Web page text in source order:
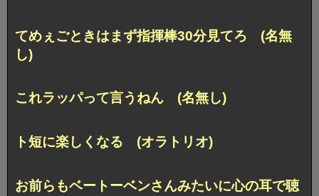
てめぇごときはまず指揮棒30分見てろ (名無
し)
これラッパって言うねん (名無し)
ト短に楽しくなる (オラトリオ)
お前らもベートーベンさんみたいに心の耳で聴